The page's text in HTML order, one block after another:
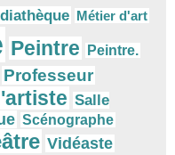
Métier d'art
Peintre Peintre.
Professeur
Salle
Scénographe
Vidéaste